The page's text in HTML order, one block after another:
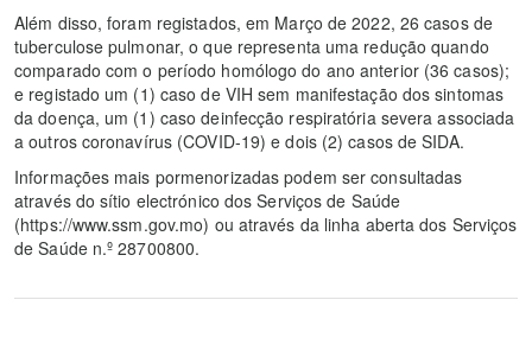
Além disso, foram registados, em Março de 2022, 26 casos de
tuberculose pulmonar, o que representa uma redução quando
comparado com o período homólogo do ano anterior (36 casos);
e registado um (1) caso de VIH sem manifestação dos sintomas
da doença, um (1) caso deinfecção respiratória severa associada
a outros coronavírus (COVID-19) e dois (2) casos de SIDA.
Informações mais pormenorizadas podem ser consultadas
através do sítio electrónico dos Serviços de Saúde
(https://www.ssm.gov.mo) ou através da linha aberta dos Serviços
de Saúde n.º 28700800.